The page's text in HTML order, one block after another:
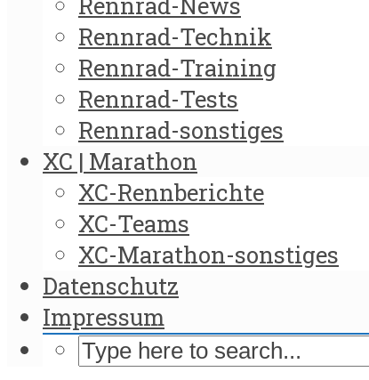
Rennrad-Technik
Rennrad-Training
Rennrad-Tests
Rennrad-sonstiges
XC | Marathon
XC-Rennberichte
XC-Teams
XC-Marathon-sonstiges
Datenschutz
Impressum